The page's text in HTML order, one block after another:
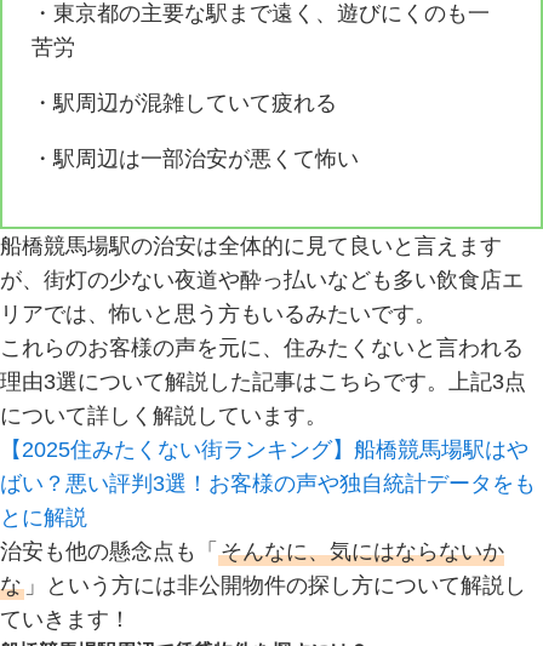
・東京都の主要な駅まで遠く、遊びにくのも一
苦労
・駅周辺が混雑していて疲れる
・駅周辺は一部治安が悪くて怖い
船橋競馬場駅の治安は全体的に見て良いと言えます
が、街灯の少ない夜道や酔っ払いなども多い飲食店エ
リアでは、怖いと思う方もいるみたいです。
これらのお客様の声を元に、住みたくないと言われる
理由3選について解説した記事はこちらです。上記3点
について詳しく解説しています。
【2025住みたくない街ランキング】船橋競馬場駅はや
ばい？悪い評判3選！お客様の声や独自統計データをも
とに解説
治安も他の懸念点も「 そんなに、気にはならないか
な 」という方には非公開物件の探し方について解説し
ていきます！